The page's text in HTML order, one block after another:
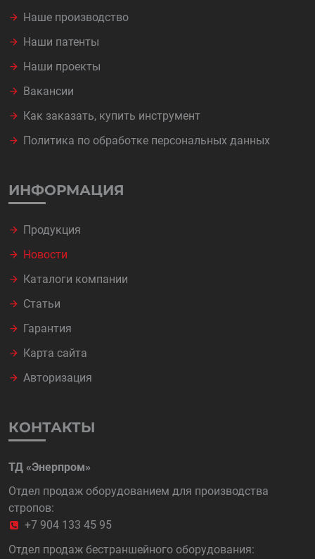
Наше производство
Наши патенты
Наши проекты
Вакансии
Как заказать, купить инструмент
Политика по обработке персональных данных
ИНФОРМАЦИЯ
Продукция
Новости
Каталоги компании
Статьи
Гарантия
Карта сайта
Авторизация
КОНТАКТЫ
ТД «Энерпром»
Отдел продаж оборудованием для производства
стропов:
+7 904 133 45 95
Отдел продаж бестраншейного оборудования: